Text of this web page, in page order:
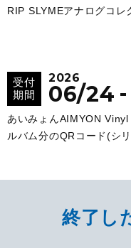
RIP SLYMEアナログコレ
受付
期間
2026
06/24 -
あいみょんAIMYON
ルバム分のQRコード(シ
終了し